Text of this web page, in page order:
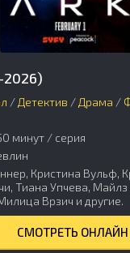
2026)
/ Детектив / Драма /
минут / серия
Кристина Вульф,
Тиана Упчева, Майлз
Врзич и другие.
СМОТРЕТЬ ОНЛАЙН